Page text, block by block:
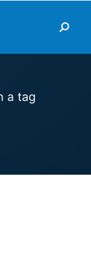
a tag